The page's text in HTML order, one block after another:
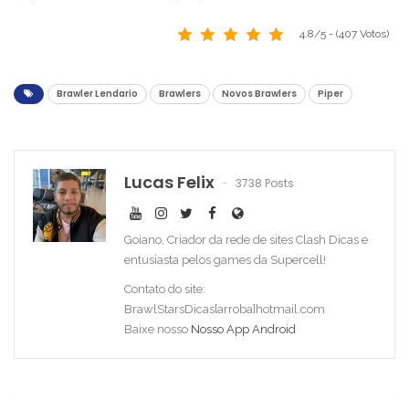
4.8/5 - (407 Votos)
Brawler Lendario Brawlers Novos Brawlers Piper
Lucas Felix 3738 Posts
Goiano, Criador da rede de sites Clash Dicas e
entusiasta pelos games da Supercell!
Contato do site:
BrawlStarsDicas[arroba]hotmail.com
Baixe nosso Nosso App Android